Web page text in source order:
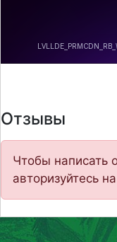
Отзывы
Чтобы написать
авторизуйтесь